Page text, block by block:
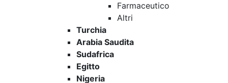
Farmaceutico
Altri
Turchia
Arabia Saudita
Sudafrica
Egitto
Nigeria